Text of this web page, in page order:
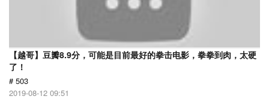
【越哥】豆瓣8.9分，可能是目前最好的拳击电影，拳拳到肉，太硬
了！
# 503
2019-08-12 09:51